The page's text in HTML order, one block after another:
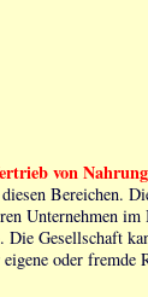
von
Bereichen.
Unternehmen
Die Gesellschaft
oder fremde